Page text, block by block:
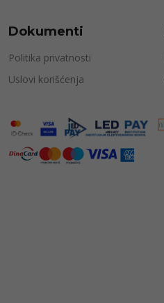
Dokumenti
Politika privatnosti
Uslovi korišćenja